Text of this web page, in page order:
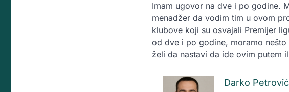
Imam ugovor na dve i po godine.
menadžer da vodim tim u ovom
klubove koji su osvajali Premijer
od dve i po godine, moramo
želi da nastavi da ide ovim putem
Darko Petrović